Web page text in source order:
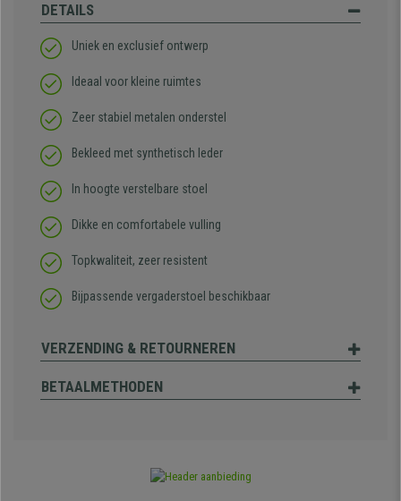
DETAILS
Uniek en exclusief ontwerp
Ideaal voor kleine ruimtes
Zeer stabiel metalen onderstel
Bekleed met synthetisch leder
In hoogte verstelbare stoel
Dikke en comfortabele vulling
Topkwaliteit, zeer resistent
Bijpassende vergaderstoel beschikbaar
VERZENDING & RETOURNEREN
BETAALMETHODEN